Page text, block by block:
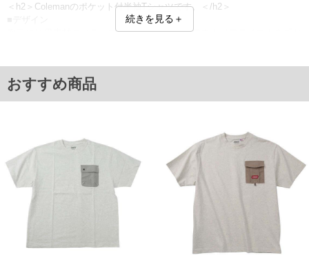
＜h2＞Colemanのポケット付半袖Tシャツです。＜/h2＞
胸元には異素材のフラップポケットを配し、アウトドアテイストを感じ
■素材・機能
＝＝＝＝＝＝＝＝＝＝＝＝
透け感：無し
＝＝＝＝＝＝＝＝＝＝＝＝
胸フラップポケット／刺繍／プリント
■サイズ表
サイズ/バスト/総丈/裾周り/肩幅/袖丈
5L/150/82/150/62/26
続きを見る＋
おすすめ商品